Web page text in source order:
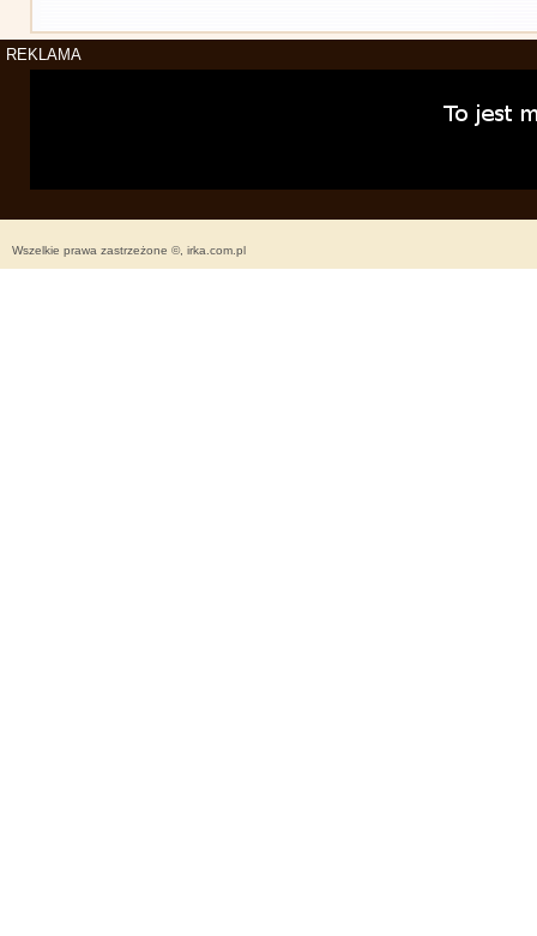
REKLAMA
Wszelkie prawa zastrzeżone ©, irka.com.pl